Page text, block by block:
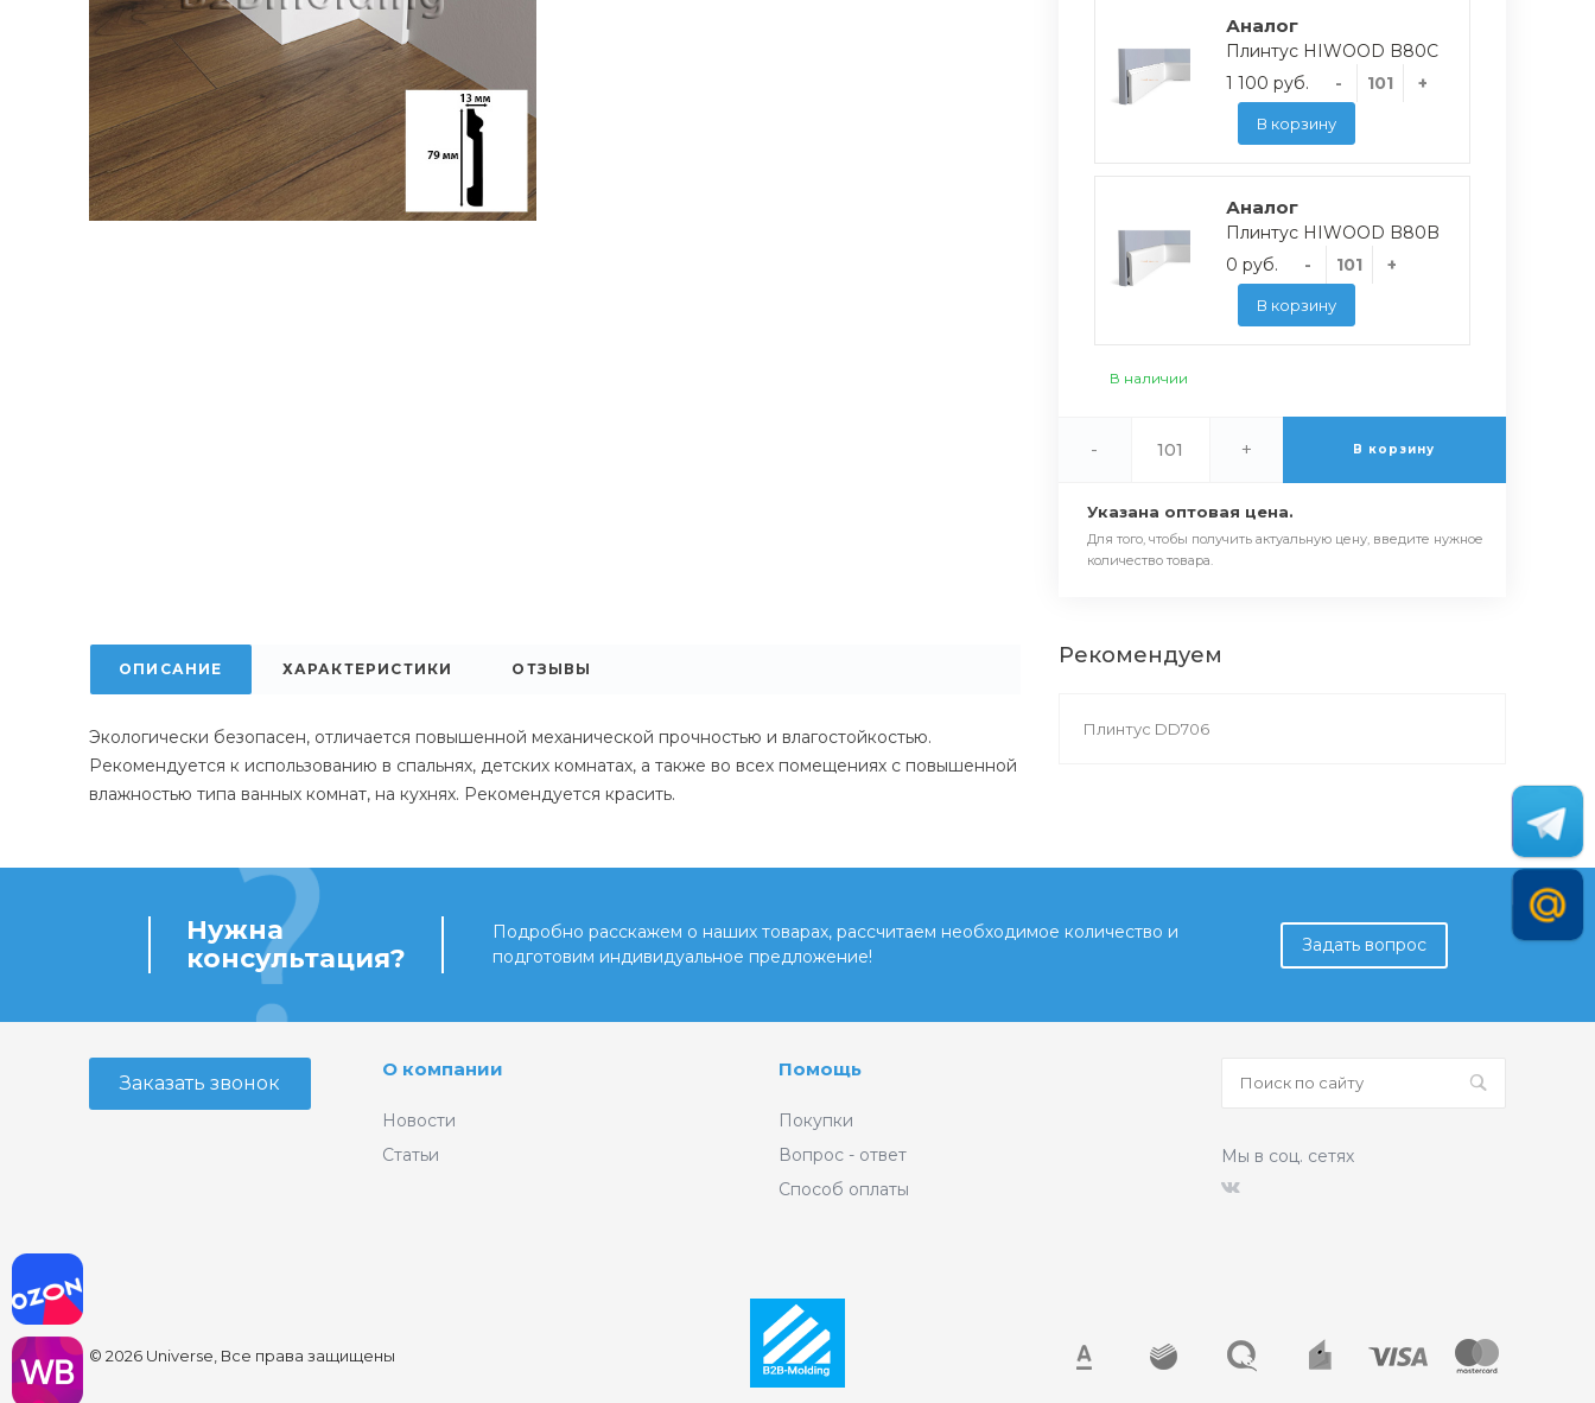
Аналог
Плинтус HIWOOD B80C
1 100 руб.
- +
В корзину
Аналог
Плинтус HIWOOD B80B
0 руб.
- +
В корзину
В наличии
- + В корзину
Указана оптовая цена.
Для того, чтобы получить актуальную цену, введите нужное
количество товара.
ОПИСАНИЕ ХАРАКТЕРИСТИКИ ОТЗЫВЫ
Экологически безопасен, отличается повышенной механической прочностью и влагостойкостью.
Рекомендуется к использованию в спальнях, детских комнатах, а также во всех помещениях с повышенной
влажностью типа ванных комнат, на кухнях. Рекомендуется красить.
Рекомендуем
Плинтус DD706
Нужна
консультация?
Подробно расскажем о наших товарах, рассчитаем необходимое количество и
подготовим индивидуальное предложение!
Задать вопрос
Заказать звонок
О компании
Новости
Статьи
Помощь
Покупки
Вопрос - ответ
Способ оплаты
Мы в соц. сетях
© 2026 Universe, Все права защищены